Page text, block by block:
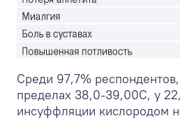
Среди 97,7%
пределах 38,0-39,00С, у
инсуффляции кислородом